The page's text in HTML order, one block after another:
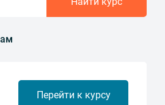
Перейти к курсу